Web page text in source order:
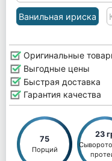
Ванильная ириска
Оригинальные
Выгодные цены
Быстрая доставка
Гарантия качества
75
Порций
23